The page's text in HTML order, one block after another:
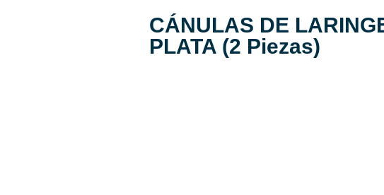
CÁNULAS DE
PLATA (2 Piezas)